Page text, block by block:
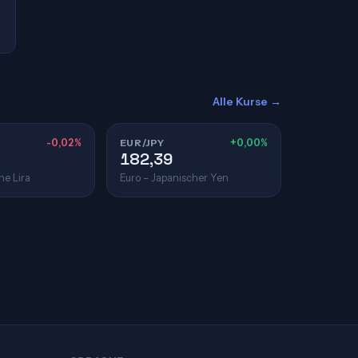
Alle Kurse →
-0,02%
Lira
EUR/JPY +0,00%
182,39
Euro – Japanischer Yen